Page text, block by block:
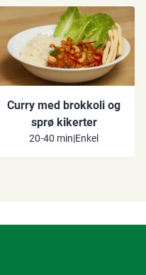
Curry med brokkoli og
sprø kikerter
20-40 min|Enkel